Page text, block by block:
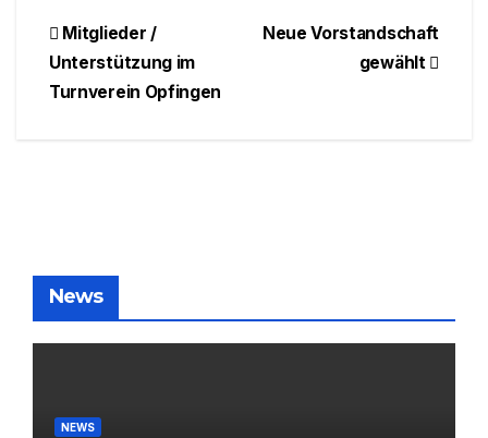
Beitragsnavigation
Neue Vorstandschaft
gewählt
Mitglieder /
Unterstützung im
Turnverein Opfingen
News
NEWS